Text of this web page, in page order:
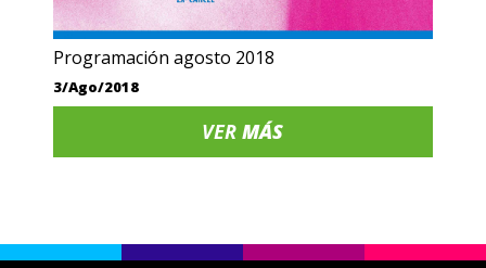
Programación agosto 2018
3/Ago/2018
VERMÁS